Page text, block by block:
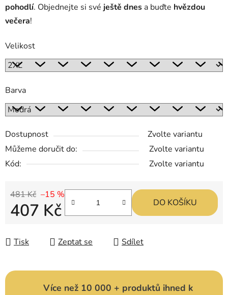
pohodlí. Objednejte si své ještě dnes a buďte hvězdou
večera!
Velikost
Barva
Dostupnost
Zvolte variantu
Můžeme doručit do:
Zvolte variantu
Kód:
Zvolte variantu
481 Kč –15 %
407 Kč DO KOŠÍKU
Tisk Zeptat se Sdílet
Více než 10 000 + produktů ihned k